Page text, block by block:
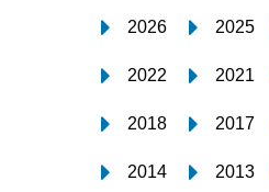
2026 2025
2022 2021
2018 2017
2014 2013